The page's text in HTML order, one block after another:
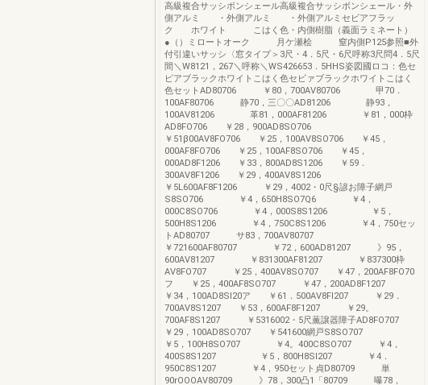
高級複合サッシボンシェール高級複合サッシボンシェール・外
側アルミ ・外側アルミ ・外側アルミセビアフラッ
ク ホワイト こはく色・内側樹脂（義面ラミネート）
●（）ミロートオーク 月ケ瀬桧 窒内側P125参照■外
付引違いサッシ〈窓タイプ＞3尺・4．5尺・6尺呼称3尺問4．5尺
間＼W8121，267＼呼称＼WS426653．5HHS姿図國ロコ：色セ
ピアブラックホワイトこはく色セビァブラックホワイトこはく
色セットAD80706 ￥80，700AV80706 甲70．
100AF80706 静70，三〇〇AD81206 静93，
100AV81206 革81，000AF81206 ￥81，000枠
AD8FO706 ￥28，900AD8SO706
￥51β00AV8FO706 ￥25，100AV8SO706 ￥45，
000AF8FO706 ￥25，100AF8SO706 ￥45，
000AD8F1206 ￥33，800AD8S1206 ￥59．
300AV8F1206 ￥29，400AV8S1206
￥5L600AF8F1206 ￥29，4002・0尺§諺お障子網戸
S8SO706 ￥4，650H8SO7Q6 ￥4，
000C8SO706 ￥4，000S8S1206 ￥5，
500H8S1206 ￥4，750C8S1206 ￥4，750セッ
トAD80707 サ83，700AV80707
￥721600AF80707 ￥72，600AD81207 》95，
600AV81207 ￥831300AF81207 ￥837300枠
AV8FO707 ￥25，400AV8SO707 ￥47，200AF8FO70
フ ￥25，400AF8SO707 ￥47，200AD8F1207
￥34，100AD8Sl20ア ￥61．500AV8Fl207 ￥29．
700AV8S1207 ￥53，600AF8F1207 ￥29。
700AF8S1207 ￥5316002・5尺薫譲器障子AD8FO707
￥29，100AD8SO707 ￥541600網戸S8SO707
￥5，100H8SO707 ￥4。400C8SO707 ￥4，
400S8S1207 ￥5，800H8Sl207 ￥4．
950C8S1207 ￥4，950セット貞D80709 単
90rOOOAV80709 》78，300凸1「80709 曝78，